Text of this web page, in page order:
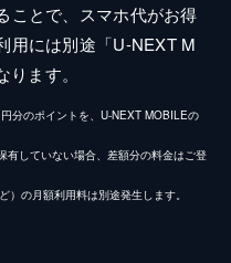
ことで、スマホ代がお得
用には別途「U-NEXT M
ます。
分のポイントを、U-NEXT MOBILEの
有していない場合、差額分の料金はご登
の月額利用料は別途発生します。